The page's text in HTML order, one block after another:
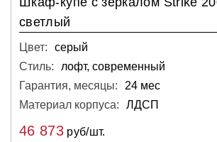
светлый
Цвет:
серый
Стиль:
лофт, современный
Гарантия, месяцы:
24 мес
Материал корпуса:
ЛДСП
46 873руб/шт.